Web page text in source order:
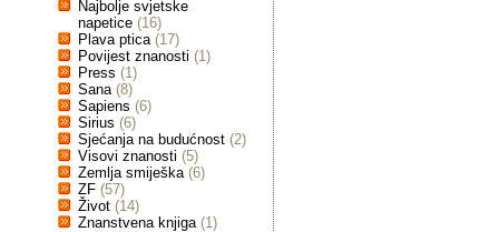
Najbolje svjetske
napetice (16)
Plava ptica (17)
Povijest znanosti (1)
Press (1)
Sana (8)
Sapiens (6)
Sirius (6)
Sjećanja na budućnost (2)
Visovi znanosti (5)
Zemlja smiješka (6)
ZF (57)
Život (14)
Znanstvena knjiga (1)